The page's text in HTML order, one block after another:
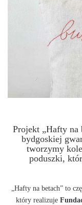
Projekt „Hafty na
bydgoskiej
tworzymy
poduszki,
„Hafty na betach” to
który realizuje